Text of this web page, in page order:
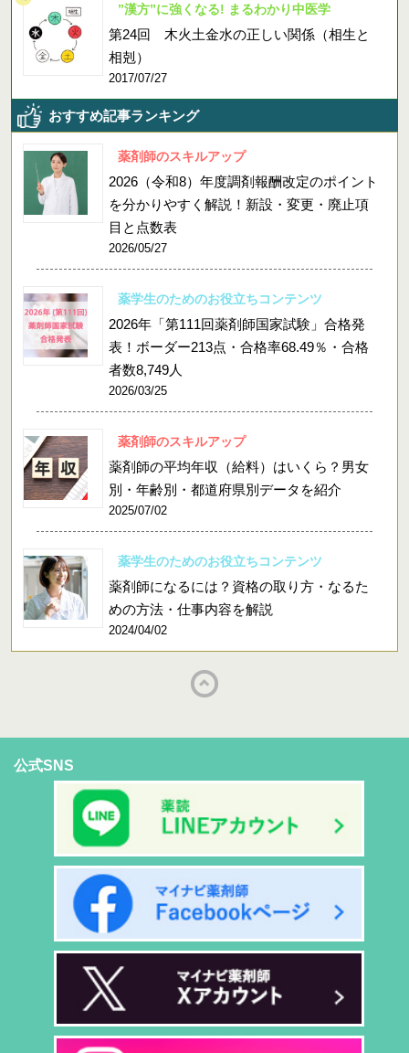
”漢方”に強くなる! まるわかり中医学
第24回 木火土金水の正しい関係（相生と
相剋）
2017/07/27
おすすめ記事ランキング
薬剤師のスキルアップ
2026（令和8）年度調剤報酬改定のポイント
を分かりやすく解説！新設・変更・廃止項
目と点数表
2026/05/27
薬学生のためのお役立ちコンテンツ
2026年「第111回薬剤師国家試験」合格発
表！ボーダー213点・合格率68.49％・合格
者数8,749人
2026/03/25
薬剤師のスキルアップ
薬剤師の平均年収（給料）はいくら？男女
別・年齢別・都道府県別データを紹介
2025/07/02
薬学生のためのお役立ちコンテンツ
薬剤師になるには？資格の取り方・なるた
めの方法・仕事内容を解説
2024/04/02
公式SNS